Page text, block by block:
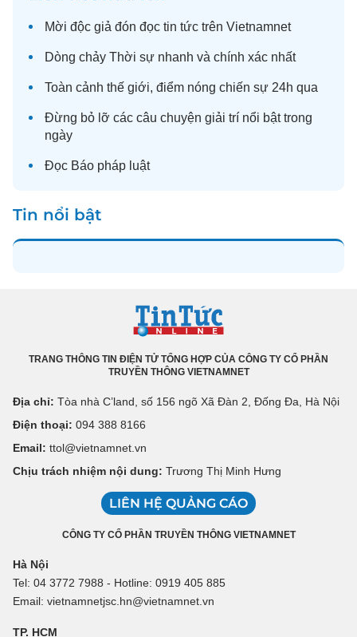
Mời độc giả đón đọc tin tức trên Vietnamnet
Dòng chảy Thời sự nhanh và chính xác nhất
Toàn cảnh thế giới, điểm nóng chiến sự 24h qua
Đừng bỏ lỡ các câu chuyện giải trí nổi bật trong
ngày
Đọc Báo pháp luật
Tin nổi bật
TRANG THÔNG TIN ĐIỆN TỬ TỔNG HỢP CỦA CÔNG TY CỔ PHẦN
TRUYỀN THÔNG VIETNAMNET
Địa chỉ: Tòa nhà C’land, số 156 ngõ Xã Đàn 2, Đống Đa, Hà Nội
Điện thoại: 094 388 8166
Email: ttol@vietnamnet.vn
Chịu trách nhiệm nội dung: Trương Thị Minh Hưng
LIÊN HỆ QUẢNG CÁO
CÔNG TY CỔ PHẦN TRUYỀN THÔNG VIETNAMNET
Hà Nội
Tel: 04 3772 7988 - Hotline: 0919 405 885
Email: vietnamnetjsc.hn@vietnamnet.vn
TP. HCM